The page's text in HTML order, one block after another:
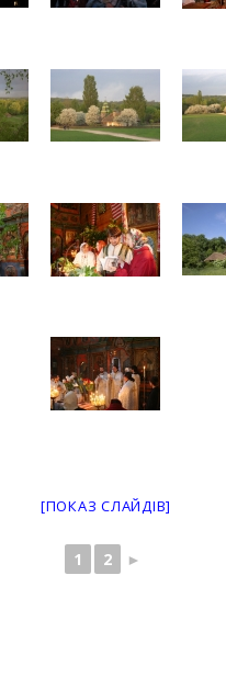
[ПОКАЗ СЛАЙДІВ]
1 2 ►